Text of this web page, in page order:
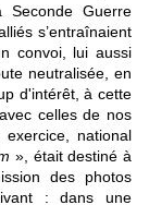
Guerre
s’entraînaient
convoi, lui aussi
neutralisée, en
d'intérêt, à cette
celles de nos
national
», était destiné à
des photos
: dans une